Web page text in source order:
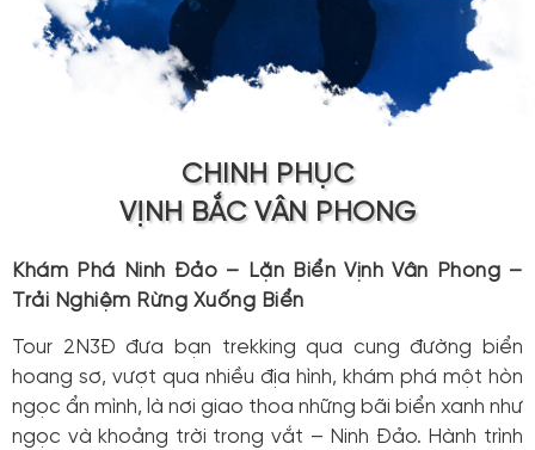
CHINH PHỤC
VỊNH BẮC VÂN PHONG
Khám Phá Ninh Đảo – Lặn Biển Vịnh Vân Phong –
Trải Nghiệm Rừng Xuống Biển
Tour 2N3Đ đưa bạn trekking qua cung đường biển
hoang sơ, vượt qua nhiều địa hình, khám phá một hòn
ngọc ẩn mình, là nơi giao thoa những bãi biển xanh như
ngọc và khoảng trời trong vắt – Ninh Đảo. Hành trình